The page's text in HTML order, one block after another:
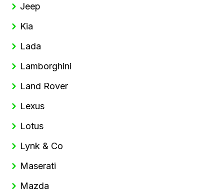
Jeep
Kia
Lada
Lamborghini
Land Rover
Lexus
Lotus
Lynk & Co
Maserati
Mazda